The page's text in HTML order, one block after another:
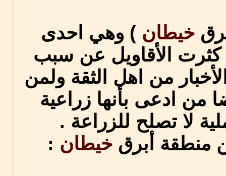
خيطان) وهي احدى
كثرت الأقاويل عن سبب
من اهل الثقة ولمن
من ادعى بأنها زراعية
لا تصلح للزراعة .
منطقة أبرقخيطان :